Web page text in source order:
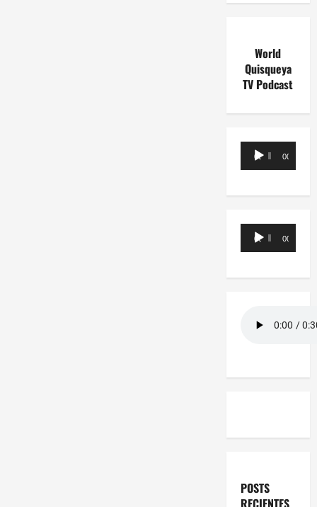
World
Quisqueya
TV Podcast
Reproductor
de
00:00 00:00
Reproductor
de
00:00 00:00
POSTS
RECIENTES